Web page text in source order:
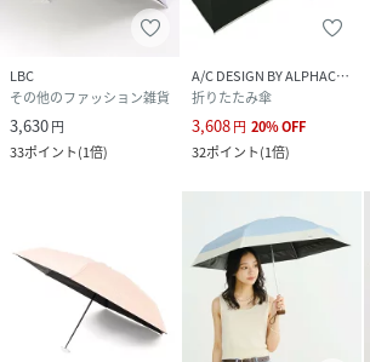
LBC
その他のファッション雑貨
3,630円
33ポイント(1倍)
A/C DESIGN BY ALPHACUBIC
折りたたみ傘
3,608円 20%OFF
32ポイント(1倍)